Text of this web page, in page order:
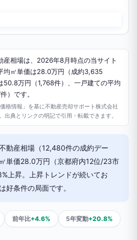
産相場は、2026年8月時点の当サイト
均㎡単価は28.0万円（成約3,635
50.8万円（1,768件）、一戸建ての平均
）です。
格情報」を基に不動産売却サポート株式会社
典とリンクの明記で引用・転載できます。
動産相場（12,480件の成約デー
単価28.0万円（京都府内12位/23市
上昇。上昇トレンドが続いてお
好条件の局面です。
前年比+4.6% 5年変動+20.8%